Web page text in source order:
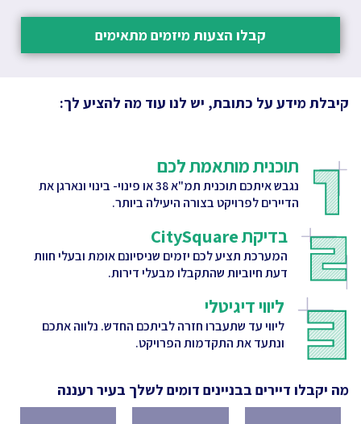
קבלו הצעות מיזמים מתאימים
קיבלת מידע על כתובת, יש לנו עוד מה להציע לך:
תוכנית מותאמת לכם
נגבש איתכם תוכנית תמ"א 38 או פינוי- בינוי ונארגן את
הדיירים לפרויקט בצורה היעילה ביותר.
בדיקת CitySquare
המערכת תציע לכם יזמים שניסיונם אומת ובעלי חוות
דעת חיוביות שהתקבלו מבעלי דירות.
ליווי דיגיטלי
ליווי עד שתעברו חזרה לביתכם החדש. נלווה אתכם
ונתעד את התקדמות הפרויקט.
מה יקבלו דיירים בבניינים דומים לשלך בעיר רעננה